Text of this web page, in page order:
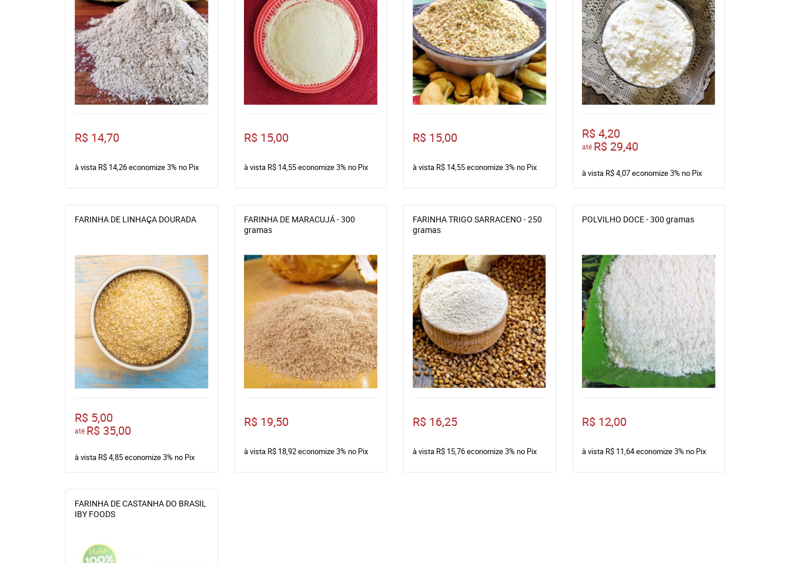
R$ 14,70
à vista R$ 14,26economize3% no Pix
R$ 15,00
à vista R$ 14,55economize3% no Pix
R$ 15,00
à vista R$ 14,55economize3% no Pix
R$ 4,20
até R$ 29,40
à vista R$ 4,07economize3% no Pix
FARINHA DE LINHAÇA DOURADA
R$ 5,00
até R$ 35,00
à vista R$ 4,85economize3% no Pix
FARINHA DE MARACUJÁ - 300
gramas
R$ 19,50
à vista R$ 18,92economize3% no Pix
FARINHA TRIGO SARRACENO - 250
gramas
R$ 16,25
à vista R$ 15,76economize3% no Pix
POLVILHO DOCE - 300 gramas
R$ 12,00
à vista R$ 11,64economize3% no Pix
FARINHA DE CASTANHA DO BRASIL
IBY FOODS